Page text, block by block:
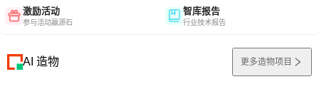
激励活动
参与活动赢源石
智库报告
行业技术报告
AI 造物 更多造物项目